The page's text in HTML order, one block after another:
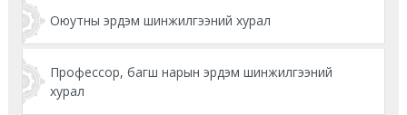
Оюутны эрдэм шинжилгээний хурал
Профессор, багш нарын эрдэм шинжилгээний
хурал